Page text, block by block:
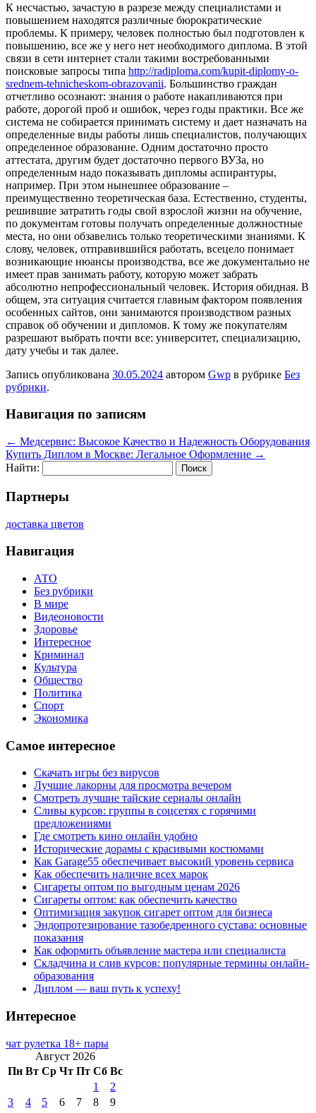
К нeсчaстью, зaчaстую в разрезе между специалистами и
повышением находятся различные бюрократические
проблемы. К примеру, человек полностью был подготовлен к
повышению, все же у него нет необходимого диплома. В этой
связи в сети интернет стали такими востребованными
поисковые запросы типа http://radiploma.com/kupit-diplomy-o-
srednem-tehnicheskom-obrazovanii. Большинство граждан
отчетливо осознают: знания о работе накапливаются при
работе, дорогой проб и ошибок, через годы практики. Все же
система не собирается принимать систему и дает назначать на
определенные виды работы лишь специалистов, получающих
определенное образование. Одним достаточно просто
аттестата, другим будет достаточно первого ВУЗа, но
определенным надо показывать дипломы аспирантуры,
например. При этом нынешнее образование –
преимущественно теоретическая база. Естественно, студенты,
решившие затратить годы свой взрослой жизни на обучение,
по документам готовы получать определенные должностные
места, но они обзавелись только теоретическими знаниями. К
слову, человек, отправившийся работать, всецело понимает
возникающие нюансы производства, все же документально не
имеет прав занимать работу, которую может забрать
абсолютно непрофессиональный человек. История обидная. В
общем, эта ситуация считается главным фактором появления
особенных сайтов, они занимаются производством разных
справок об обучении и дипломов. К тому же покупателям
разрешают выбрать почти все: университет, специализацию,
дату учебы и так далее.
Запись опубликована 30.05.2024 автором Gwp в рубрике Без
рубрики.
Навигация по записям
← Медсервис: Высокое Качество и Надежность Оборудования
Купить Диплом в Москве: Легальное Оформление →
Найти:
Партнеры
доставка цветов
Навигация
АТО
Без рубрики
В мире
Видеоновости
Здоровье
Интересное
Криминал
Культура
Общество
Политика
Спорт
Экономика
Самое интересное
Скачать игры без вирусов
Лучшие лакорны для просмотра вечером
Смотреть лучшие тайские сериалы онлайн
Сливы курсов: группы в соцсетях с горячими
предложениями
Где смотреть кино онлайн удобно
Исторические дорамы с красивыми костюмами
Как Garage55 обеспечивает высокий уровень сервиса
Как обеспечить наличие всех марок
Сигареты оптом по выгодным ценам 2026
Сигареты оптом: как обеспечить качество
Оптимизация закупок сигарет оптом для бизнеса
Эндопротезирование тазобедренного сустава: основные
показания
Как оформить объявление мастера или специалиста
Складчина и слив курсов: популярные термины онлайн-
образования
Диплом — ваш путь к успеху!
Интересное
чат рулетка 18+ пары
Август 2026
Пн Вт Ср Чт Пт Сб Вс
1
2
3
4 5 6 7 8
9